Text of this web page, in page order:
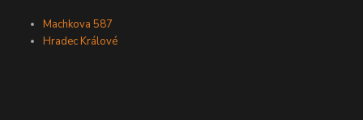
Machkova 587
Hradec Králové